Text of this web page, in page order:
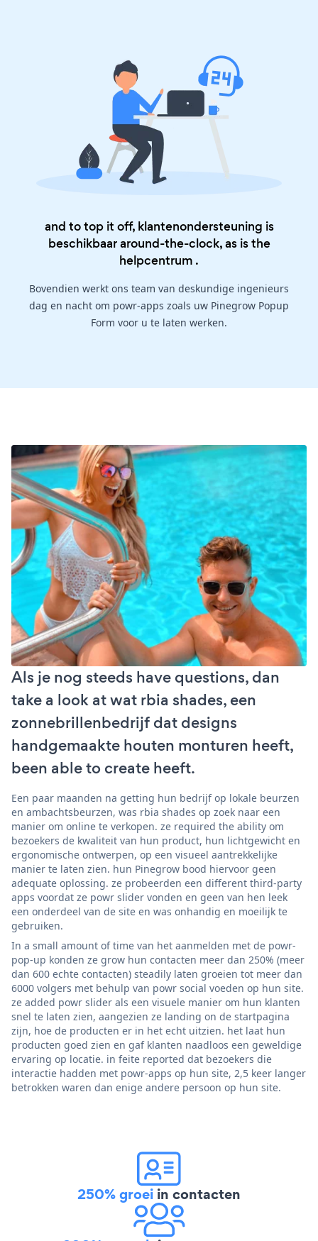
and to top it off, klantenondersteuning is
beschikbaar around-the-clock, as is the
helpcentrum .
Bovendien werkt ons team van deskundige ingenieurs
dag en nacht om powr-apps zoals uw Pinegrow Popup
Form voor u te laten werken.
Als je nog steeds have questions, dan
take a look at wat rbia shades, een
zonnebrillenbedrijf dat designs
handgemaakte houten monturen heeft,
been able to create heeft.
Een paar maanden na getting hun bedrijf op lokale beurzen
en ambachtsbeurzen, was rbia shades op zoek naar een
manier om online te verkopen. ze required the ability om
bezoekers de kwaliteit van hun product, hun lichtgewicht en
ergonomische ontwerpen, op een visueel aantrekkelijke
manier te laten zien. hun Pinegrow bood hiervoor geen
adequate oplossing. ze probeerden een different third-party
apps voordat ze powr slider vonden en geen van hen leek
een onderdeel van de site en was onhandig en moeilijk te
gebruiken.
In a small amount of time van het aanmelden met de powr-
pop-up konden ze grow hun contacten meer dan 250% (meer
dan 600 echte contacten) steadily laten groeien tot meer dan
6000 volgers met behulp van powr social voeden op hun site.
ze added powr slider als een visuele manier om hun klanten
snel te laten zien, aangezien ze landing on de startpagina
zijn, hoe de producten er in het echt uitzien. het laat hun
producten goed zien en gaf klanten naadloos een geweldige
ervaring op locatie. in feite reported dat bezoekers die
interactie hadden met powr-apps op hun site, 2,5 keer langer
betrokken waren dan enige andere persoon op hun site.
250% groei in contacten